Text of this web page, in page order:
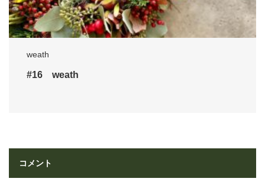
weath
#16 weath
コメント